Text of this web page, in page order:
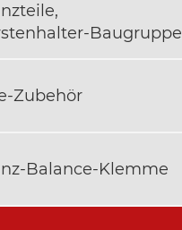
Baugruppe
Zubehör
Balance-Klemme